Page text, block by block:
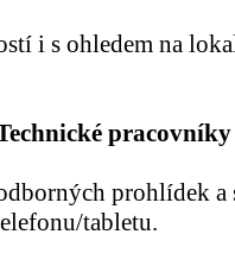
i s ohledem na
pracovníky
prohlídek a
tabletu.